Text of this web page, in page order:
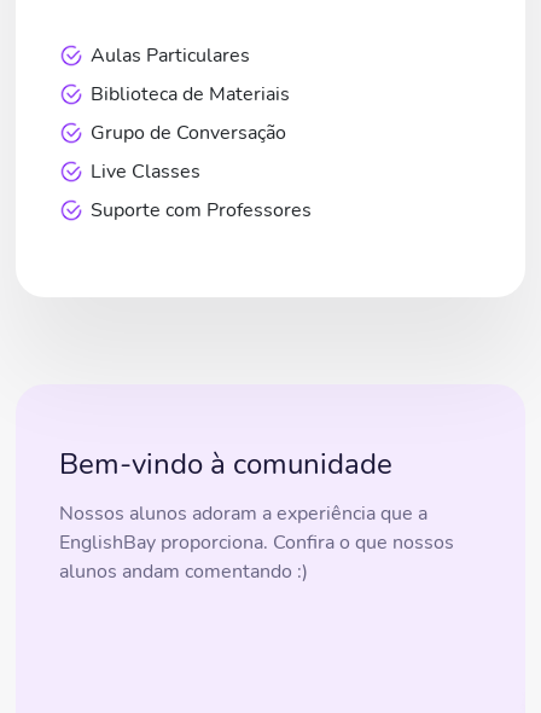
Aulas Particulares
Biblioteca de Materiais
Grupo de Conversação
Live Classes
Suporte com Professores
Bem-vindo à comunidade
Nossos alunos adoram a experiência que a
EnglishBay proporciona. Confira o que nossos
alunos andam comentando :)